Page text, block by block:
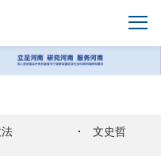
· 文史哲